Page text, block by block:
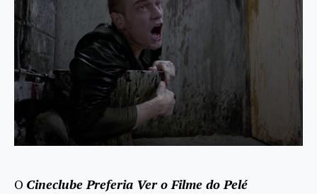
O Cineclube Preferia Ver o Filme do Pelé